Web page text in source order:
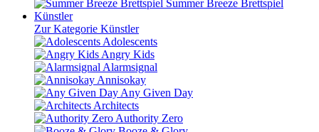
Summer Breeze Brettspiel
Künstler
Zur Kategorie Künstler
Adolescents
Angry Kids
Alarmsignal
Annisokay
Any Given Day
Architects
Authority Zero